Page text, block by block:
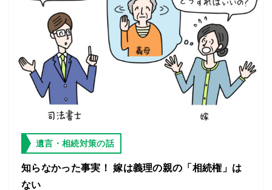
遺言・相続対策の話
知らなかった事実！ 嫁は義理の親の「相続権」は
ない